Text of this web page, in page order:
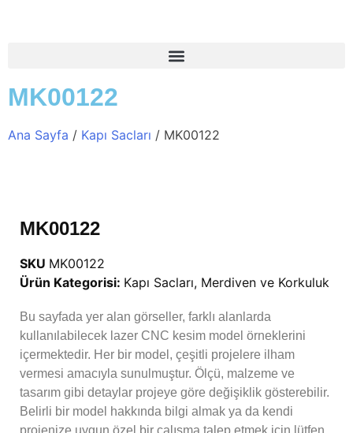
MK00122
Ana Sayfa / Kapı Sacları / MK00122
MK00122
SKU MK00122
Ürün Kategorisi: Kapı Sacları, Merdiven ve Korkuluk
Bu sayfada yer alan görseller, farklı alanlarda
kullanılabilecek lazer CNC kesim model örneklerini
içermektedir. Her bir model, çeşitli projelere ilham
vermesi amacıyla sunulmuştur. Ölçü, malzeme ve
tasarım gibi detaylar projeye göre değişiklik gösterebilir.
Belirli bir model hakkında bilgi almak ya da kendi
projenize uygun özel bir çalışma talep etmek için lütfen